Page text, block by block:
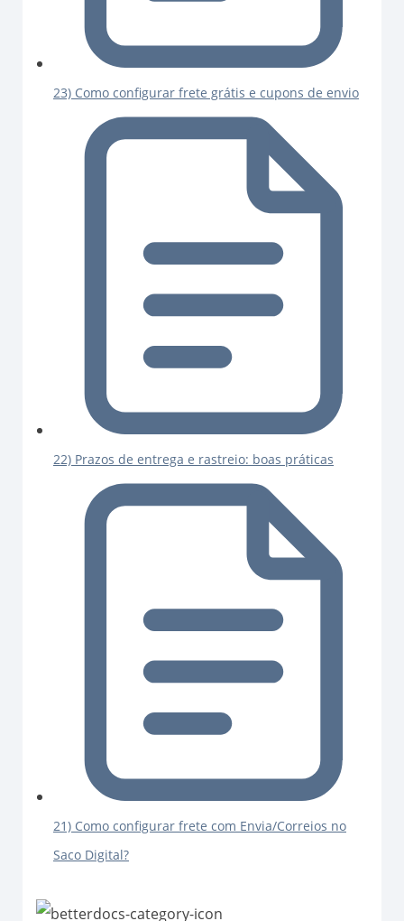
23) Como configurar frete grátis e cupons de envio
22) Prazos de entrega e rastreio: boas práticas
21) Como configurar frete com Envia/Correios no
Saco Digital?